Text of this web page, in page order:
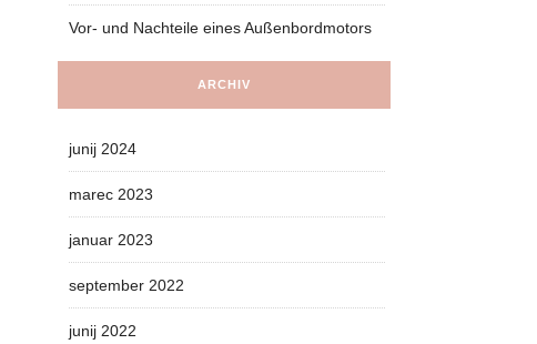
Vor- und Nachteile eines Außenbordmotors
ARCHIV
junij 2024
marec 2023
januar 2023
september 2022
junij 2022